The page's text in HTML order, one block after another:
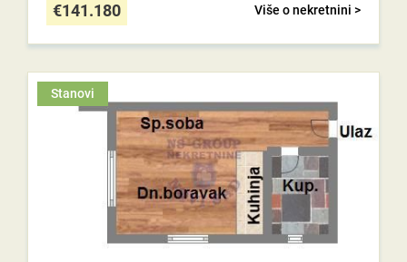
Više o nekretnini >
€141.180
Stanovi